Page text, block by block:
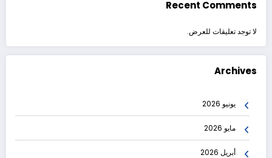
Recent Comments
لا توجد تعليقات للعرض.
Archives
يونيو 2026
مايو 2026
أبريل 2026